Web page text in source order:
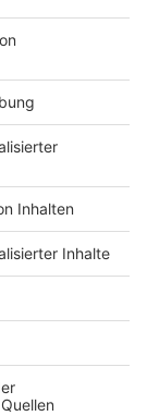
in unseren